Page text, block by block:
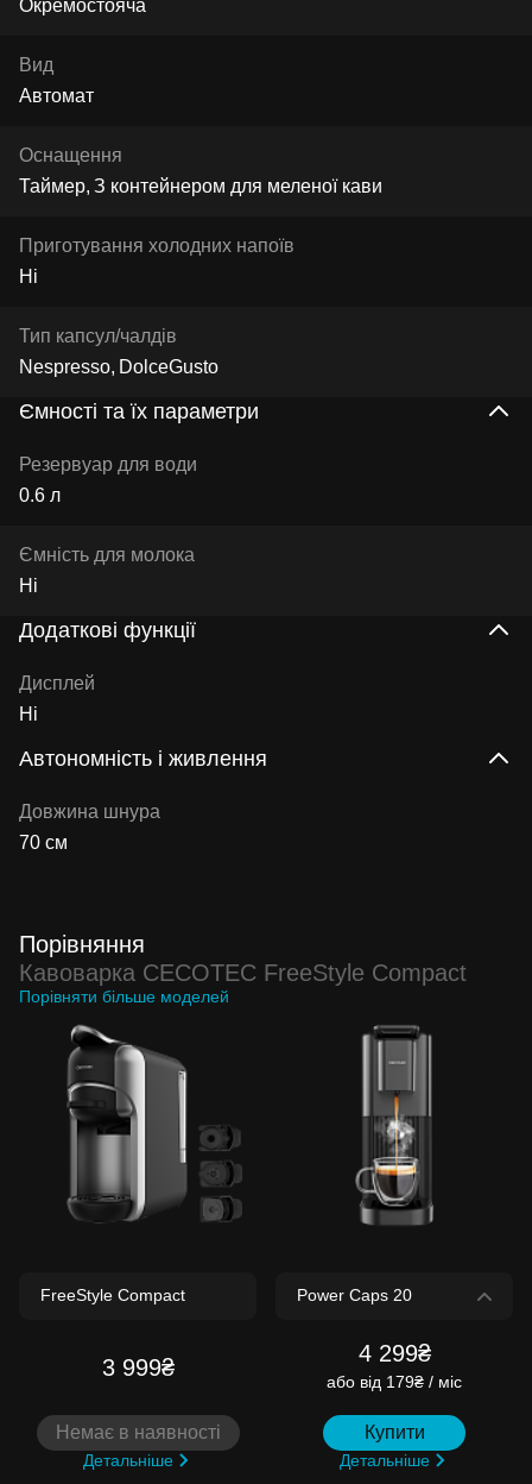
Окремостояча
Вид
Автомат
Оснащення
Таймер З контейнером для меленої кави
Приготування холодних напоїв
Ні
Тип капсул/чалдів
Nespresso DolceGusto
Ємності та їх параметри
Резервуар для води
0.6 л
Ємність для молока
Ні
Додаткові функції
Дисплей
Ні
Автономність і живлення
Довжина шнура
70 см
Порівняння
Кавоварка CECOTEC FreeStyle Compact
Порівняти більше моделей
3 999₴
Немає в наявності
Детальніше
4 299₴
або від 179₴ / міс
Купити
Детальніше